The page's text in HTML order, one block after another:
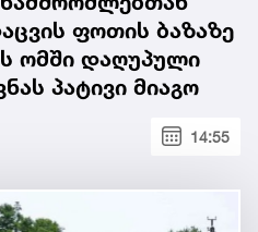
ფოთის ბაზაზე
ომში დაღუპული
პატივი მიაგო
14:55